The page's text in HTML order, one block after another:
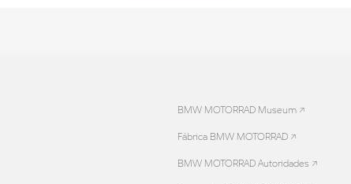
BMW MOTORRAD Museum ↗
Fábrica BMW MOTORRAD ↗
BMW MOTORRAD Autoridades ↗